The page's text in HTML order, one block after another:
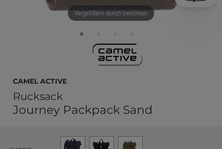
Vergrößern durch berühren
camel active
Rucksack
Journey Packpack Sand